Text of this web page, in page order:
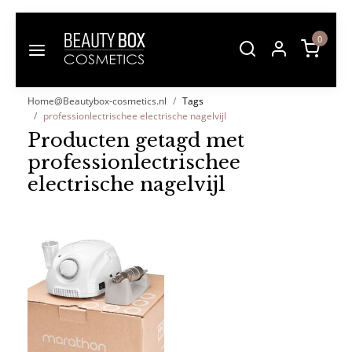
0
Home@Beautybox-cosmetics.nl
Tags
professionlectrischee electrische nagelvijl
Producten getagd met
professionlectrischee
electrische nagelvijl